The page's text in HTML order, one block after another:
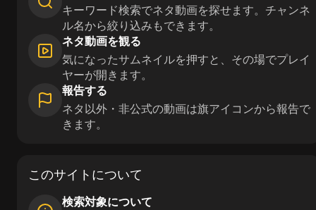
キーワード検索でネタ動画を探せます。チャンネ
ル名から絞り込みもできます。
ネタ動画を観る
気になったサムネイルを押すと、その場でプレイ
ヤーが開きます。
報告する
ネタ以外・非公式の動画は旗アイコンから報告で
きます。
このサイトについて
検索対象について